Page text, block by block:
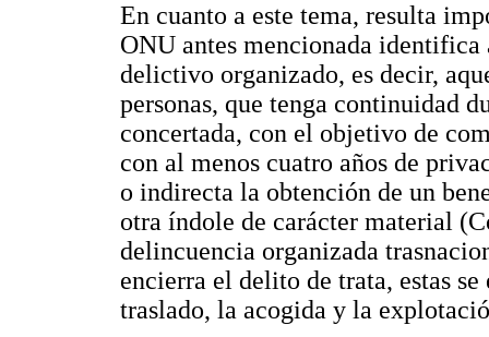
En cuanto a este tema, resulta
ONU antes mencionada
delictivo organizado, es decir,
personas, que tenga continuidad
concertada, con el objetivo de
con al menos cuatro años de
o indirecta la obtención de un
otra índole de carácter material
delincuencia organizada
encierra el delito de trata, estas
traslado, la acogida y la